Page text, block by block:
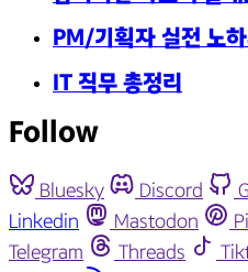
PM/기획자 실전 노
IT 직무 총정리
Follow
Bluesky Discord
Linkedin
Mastodon
Telegram
Threads